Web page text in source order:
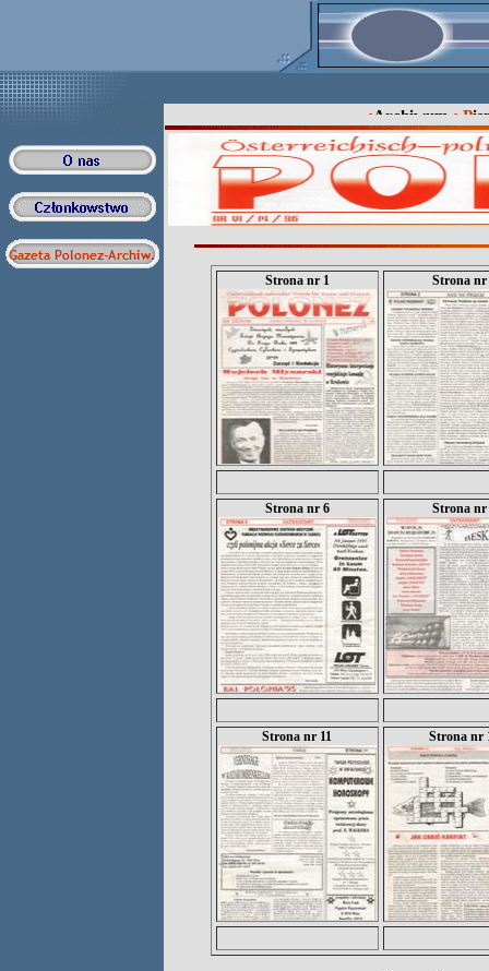
• Archiwum • P
Strona nr 1 Strona nr
Strona nr 6 Strona nr
Strona nr 11 Strona nr